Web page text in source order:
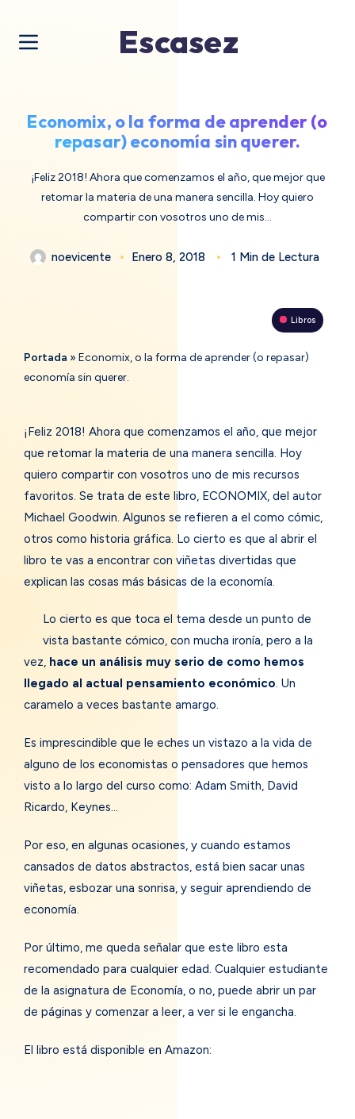
Escasez
Economix, o la forma de aprender (o
repasar) economía sin querer.
¡Feliz 2018! Ahora que comenzamos el año, que mejor que
retomar la materia de una manera sencilla. Hoy quiero
compartir con vosotros uno de mis…
noevicente Enero 8, 2018 1 Min de Lectura
Libros
Portada » Economix, o la forma de aprender (o repasar)
economía sin querer.
¡Feliz 2018! Ahora que comenzamos el año, que mejor
que retomar la materia de una manera sencilla. Hoy
quiero compartir con vosotros uno de mis recursos
favoritos. Se trata de este libro, ECONOMIX, del autor
Michael Goodwin. Algunos se refieren a el como cómic,
otros como historia gráfica. Lo cierto es que al abrir el
libro te vas a encontrar con viñetas divertidas que
explican las cosas más básicas de la economía.
Lo cierto es que toca el tema desde un punto de
vista bastante cómico, con mucha ironía, pero a la
vez, hace un análisis muy serio de como hemos
llegado al actual pensamiento económico. Un
caramelo a veces bastante amargo.
Es imprescindible que le eches un vistazo a la vida de
alguno de los economistas o pensadores que hemos
visto a lo largo del curso como: Adam Smith, David
Ricardo, Keynes…
Por eso, en algunas ocasiones, y cuando estamos
cansados de datos abstractos, está bien sacar unas
viñetas, esbozar una sonrisa, y seguir aprendiendo de
economía.
Por último, me queda señalar que este libro esta
recomendado para cualquier edad. Cualquier estudiante
de la asignatura de Economía, o no, puede abrir un par
de páginas y comenzar a leer, a ver si le engancha.
El libro está disponible en Amazon: